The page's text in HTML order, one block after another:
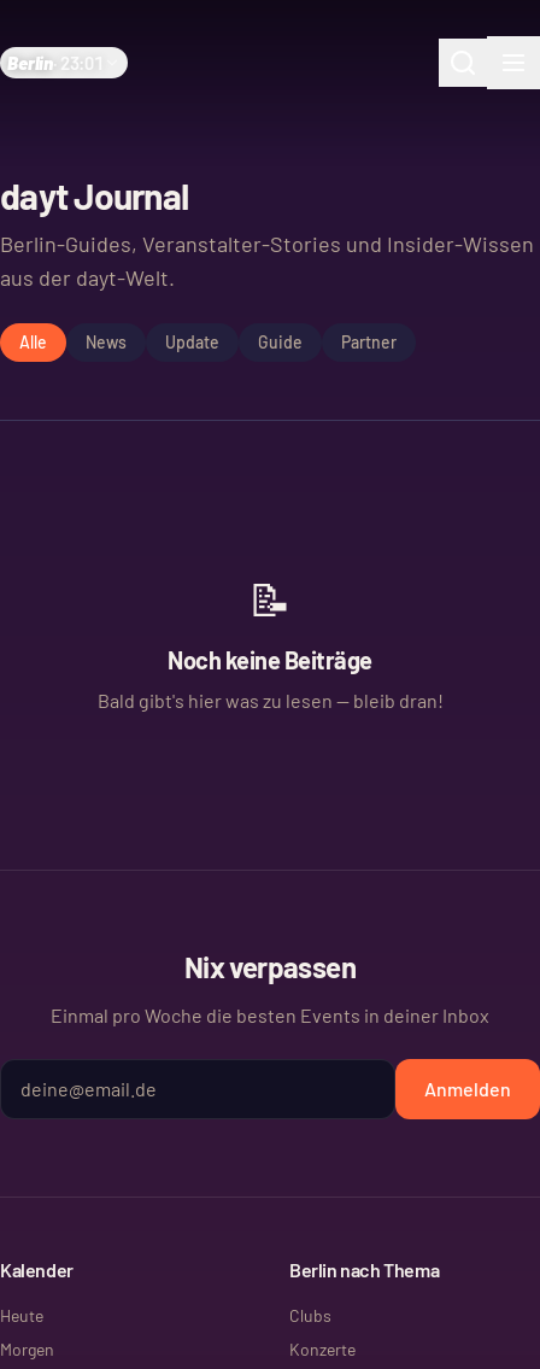
Berlin 23:01
dayt Journal
Berlin-Guides, Veranstalter-Stories und Insider-Wissen
aus der dayt-Welt.
Alle News Update Guide Partner
📝
Noch keine Beiträge
Bald gibt's hier was zu lesen — bleib dran!
Nix verpassen
Einmal pro Woche die besten Events in deiner Inbox
Anmelden
Kalender
Heute
Morgen
Berlin nach Thema
Clubs
Konzerte